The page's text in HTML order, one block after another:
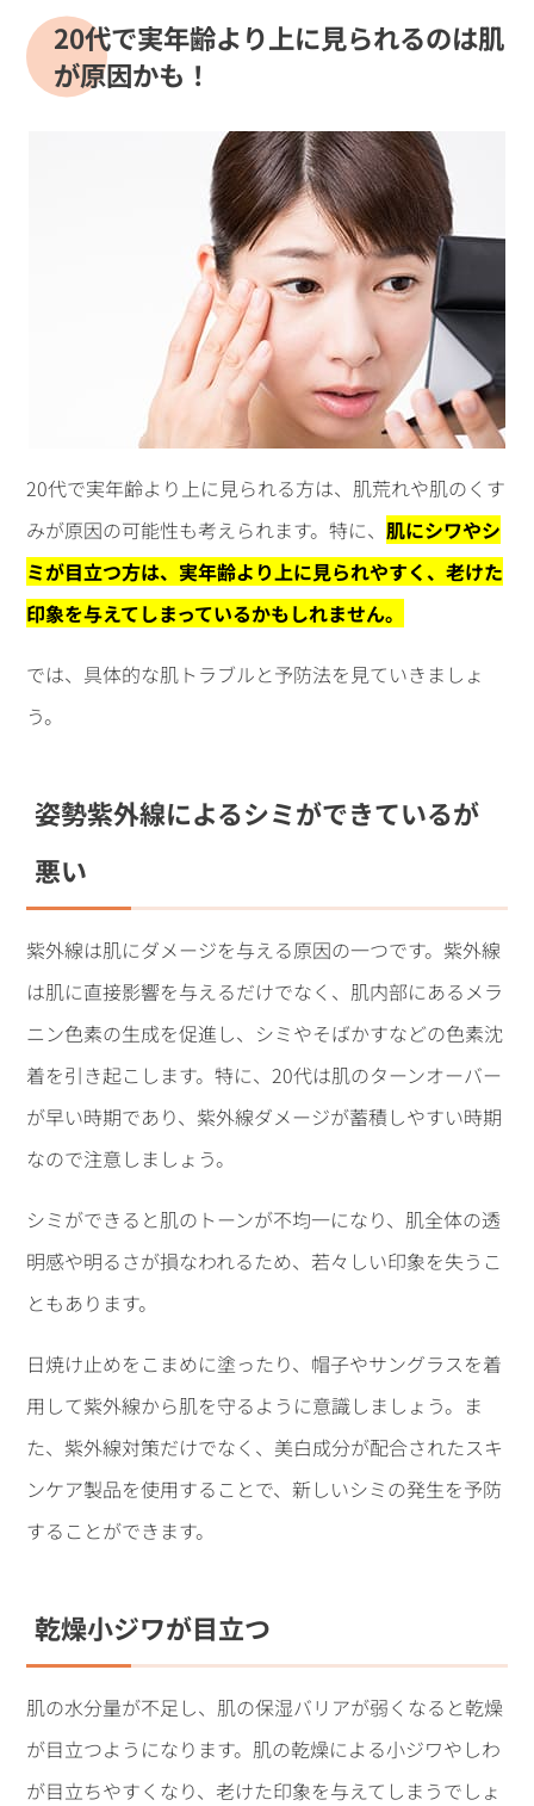
20代で実年齢より上に見られるのは肌
が原因かも！
20代で実年齢より上に見られる方は、肌荒れや肌のくす
みが原因の可能性も考えられます。特に、 肌にシワやシ
ミが目立つ方は、実年齢より上に見られやすく、老けた
印象を与えてしまっているかもしれません。
では、具体的な肌トラブルと予防法を見ていきましょ
う。
姿勢紫外線によるシミができているが
悪い
紫外線は肌にダメージを与える原因の一つです。紫外線
は肌に直接影響を与えるだけでなく、肌内部にあるメラ
ニン色素の生成を促進し、シミやそばかすなどの色素沈
着を引き起こします。特に、20代は肌のターンオーバー
が早い時期であり、紫外線ダメージが蓄積しやすい時期
なので注意しましょう。
シミができると肌のトーンが不均一になり、肌全体の透
明感や明るさが損なわれるため、若々しい印象を失うこ
ともあります。
日焼け止めをこまめに塗ったり、帽子やサングラスを着
用して紫外線から肌を守るように意識しましょう。ま
た、紫外線対策だけでなく、美白成分が配合されたスキ
ンケア製品を使用することで、新しいシミの発生を予防
することができます。
乾燥小ジワが目立つ
肌の水分量が不足し、肌の保湿バリアが弱くなると乾燥
が目立つようになります。肌の乾燥による小ジワやしわ
が目立ちやすくなり、老けた印象を与えてしまうでしょ